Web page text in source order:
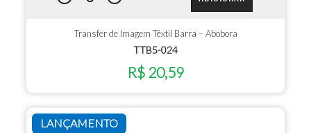
Transfer de Imagem Têxtil Barra – Abobora
TTB5-024
R$ 20,59
LANÇAMENTO